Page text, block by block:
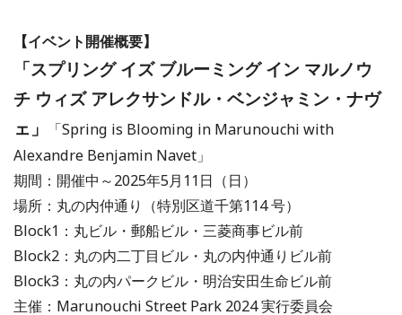
【イベント開催概要】
「スプリング イズ ブルーミング イン マルノウ
チ ウィズ アレクサンドル・ベンジャミン・ナヴ
ェ」
「Spring is Blooming in Marunouchi with
Alexandre Benjamin Navet」
期間：開催中～2025年5月11日（日）
場所：丸の内仲通り（特別区道千第114 号）
Block1：丸ビル・郵船ビル・三菱商事ビル前
Block2：丸の内二丁目ビル・丸の内仲通りビル前
Block3：丸の内パークビル・明治安田生命ビル前
主催：Marunouchi Street Park 2024 実行委員会